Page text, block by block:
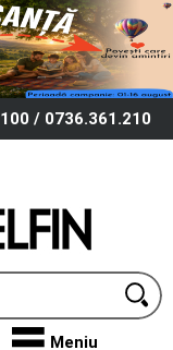
/ 0736.361.210
Meniu